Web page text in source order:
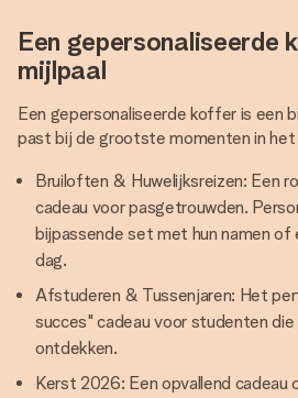
Een gepersonaliseerde
mijlpaal
Een gepersonaliseerde koffer is een
past bij de grootste momenten in het
Bruiloften & Huwelijksreizen: Een
cadeau voor pasgetrouwden.
bijpassende set met hun namen
dag.
Afstuderen & Tussenjaren: Het
succes" cadeau voor studenten die
ontdekken.
Kerst 2026: Een opvallend cadeau